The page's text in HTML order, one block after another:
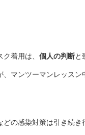
着用は、 個人の判断と
マンツーマンレッス
の感染対策は引き続き